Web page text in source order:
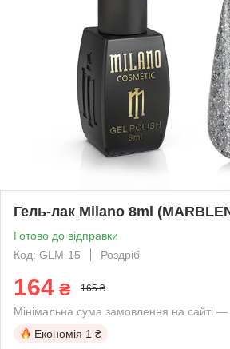
Гель-лак Milano 8ml
Готово до відправки
Код: GLM-15
Роздріб
164 ₴ 165 ₴
Мінімальна сума замовлення на сайті
Економія 1 ₴